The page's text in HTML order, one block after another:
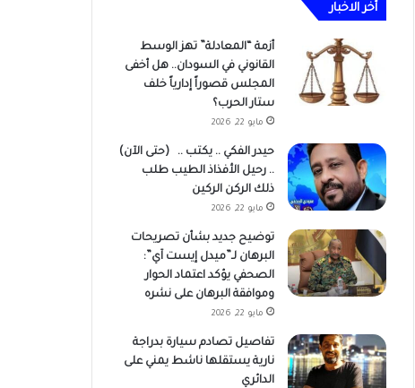
أخر الاخبار
أزمة “المعادلة” تهز الوسط
القانوني في السودان.. هل أخفى
المجلس قصوراً إدارياً خلف
ستار الحرب؟
مايو 22, 2026
حيدر الفكي .. يكتب .. (حتى الآن)
.. رحيل الأفذاذ الطيب طلب
ذلك الركن الركين
مايو 22, 2026
توضيح جديد بشأن تصريحات
البرهان لـ”ميدل إيست آي”:
الصحفي يؤكد اعتماد الحوار
وموافقة البرهان على نشره
مايو 22, 2026
تفاصيل تصادم سيارة بدراجة
نارية يستقلها ناشط يمني على
الدائري